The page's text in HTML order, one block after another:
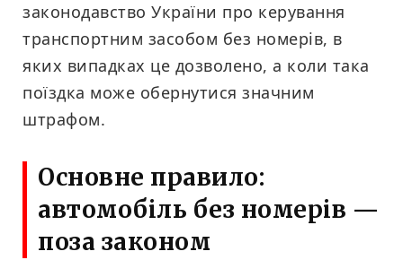
законодавство України про керування
транспортним засобом без номерів, в
яких випадках це дозволено, а коли така
поїздка може обернутися значним
штрафом.
Основне правило:
автомобіль без номерів —
поза законом